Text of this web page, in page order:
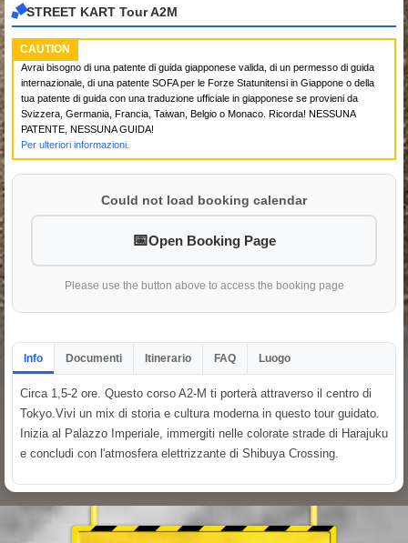
STREET KART Tour A2M
CAUTION
Avrai bisogno di una patente di guida giapponese valida, di un permesso di guida
internazionale, di una patente SOFA per le Forze Statunitensi in Giappone o della
tua patente di guida con una traduzione ufficiale in giapponese se provieni da
Svizzera, Germania, Francia, Taiwan, Belgio o Monaco. Ricorda! NESSUNA
PATENTE, NESSUNA GUIDA!
Per ulteriori informazioni.
Could not load booking calendar
Open Booking Page
Please use the button above to access the booking page
Info Documenti Itinerario FAQ Luogo
Circa 1,5-2 ore. Questo corso A2-M ti porterà attraverso il centro di
Tokyo.Vivi un mix di storia e cultura moderna in questo tour guidato.
Inizia al Palazzo Imperiale, immergiti nelle colorate strade di Harajuku
e concludi con l'atmosfera elettrizzante di Shibuya Crossing.